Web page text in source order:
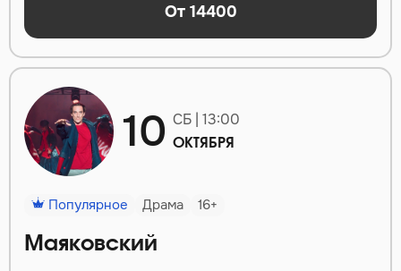
От 14400
10 СБ | 13:00
ОКТЯБРЯ
Популярное Драма 16+
Маяковский